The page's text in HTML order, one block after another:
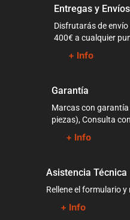
Entregas y Envíos
Disfrutarás de
400€ a cualquier
+ Info
Garantía
Marcas con
piezas), Consulta
+ Info
Asistencia Técnica
Rellene el formulario
+ Info